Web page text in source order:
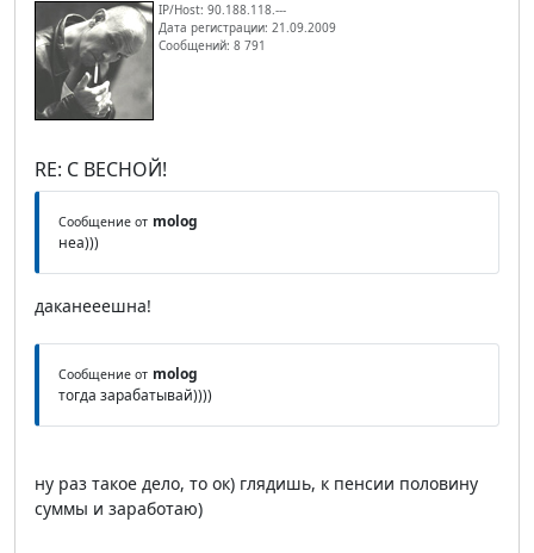
IP/Host: 90.188.118.---
Дата регистрации: 21.09.2009
Сообщений: 8 791
RE: С ВЕСНОЙ!
Сообщение от molog
неа)))
даканееешна!
Сообщение от molog
тогда зарабатывай))))
ну раз такое дело, то ок) глядишь, к пенсии половину
суммы и заработаю)